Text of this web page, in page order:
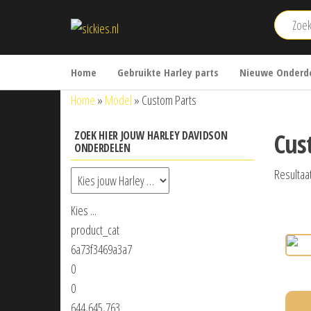
Home Gebruikte Harley parts Nieuwe
Home » Model » Custom Parts
ZOEK HIER JOUW HARLEY DAVIDSON
ONDERDELEN
Kies ...
product_cat
6a73f3469a3a7
0
0
644,645,763